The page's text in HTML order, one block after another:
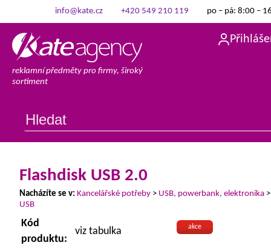
info@kate.cz +420 549 210 119 po – pá: 8:00 –
reklamní předměty pro firmy, široký
sortiment
Flashdisk USB 2.0
Nacházíte se v: Kancelářské potřeby > USB, powerbank, elektronika
USB
akce
Kód
produktu:
viz tabulka